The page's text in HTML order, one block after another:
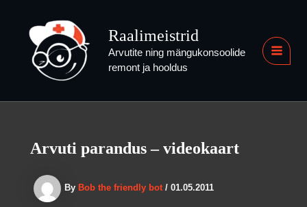
content
Raalimeistrid
Arvutite ning mängukonsoolide
remont ja hooldus
Arvuti parandus – videokaart
By Bob the friendly bot / 01.05.2011